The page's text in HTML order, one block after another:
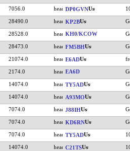
7056.0 DP0GVN
28490.0 KP2B
28528.0 KH0/KCOW
28473.0 FM5BH
21074.0 E6AD
2174.0 EA6D
14074.0 TY5AD
14074.0 A93MO
7074.0 J88IH
7074.0 KD6RN
7074.0 TY5AD
14074.0 C21TS